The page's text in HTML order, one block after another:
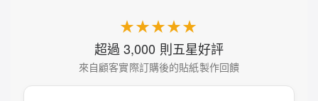
★★★★★
超過 3,000 則五星好評
來自顧客實際訂購後的貼紙製作回饋